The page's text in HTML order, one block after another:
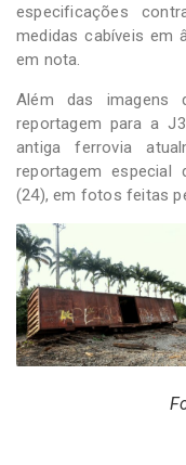
especificações
medidas cabíveis em
em nota.
Além das imagens
reportagem para a
antiga ferrovia
reportagem especial
(24), em fotos feitas